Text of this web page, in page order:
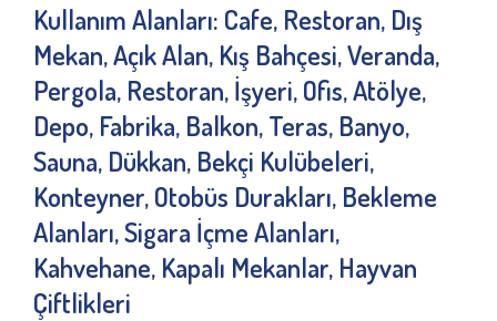
Kullanım Alanları: Cafe, Restoran, Dış
Mekan, Açık Alan, Kış Bahçesi, Veranda,
Pergola, Restoran, İşyeri, Ofis, Atölye,
Depo, Fabrika, Balkon, Teras, Banyo,
Sauna, Dükkan, Bekçi Kulübeleri,
Konteyner, Otobüs Durakları, Bekleme
Alanları, Sigara İçme Alanları,
Kahvehane, Kapalı Mekanlar, Hayvan
Çiftlikleri